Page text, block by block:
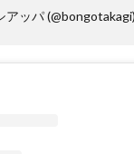
アッパ (@bongotakagi)